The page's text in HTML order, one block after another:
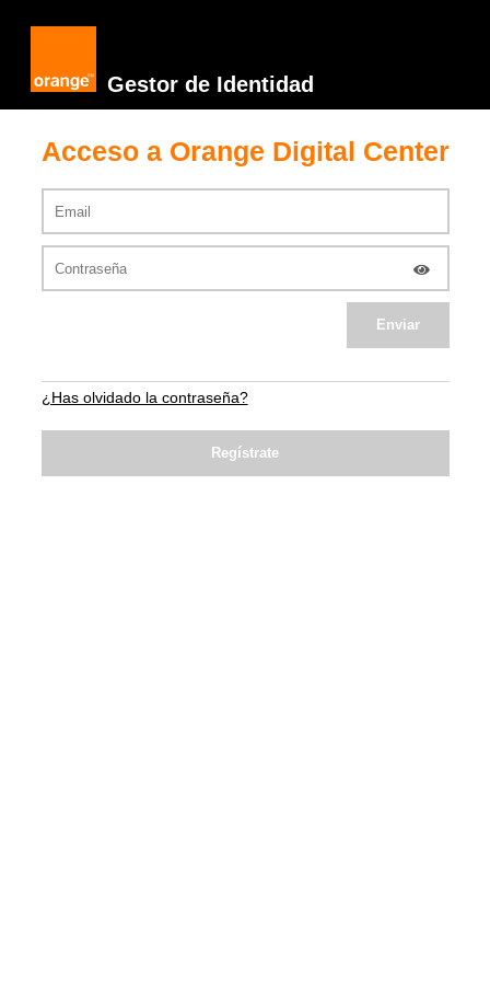
Gestor de Identidad
Acceso a Orange Digital Center
¿Has olvidado la contraseña?
Regístrate